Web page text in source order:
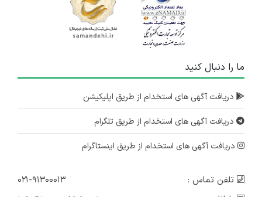
ما را دنبال کنید
دریافت آگهی های استخدام از طریق اپلیکیشن
دریافت آگهی های استخدام از طریق تلگرام
دریافت آگهی های استخدام از طریق اینستاگرام
تلفن تماس :
۰۲۱-۹۱۳۰۰۰۱۳